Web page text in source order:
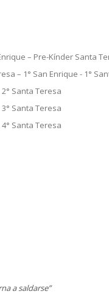
– Pre-Kínder Santa
– 1° San Enrique - 1°
Santa Teresa
Santa Teresa
Santa Teresa
a saldarse”